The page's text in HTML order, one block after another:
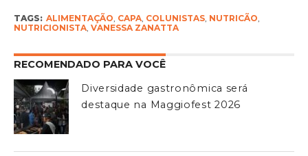
TAGS: ALIMENTAÇÃO CAPA, COLUNISTAS, NUTRICÃO
NUTRICIONISTA, VANESSA ZANATTA
RECOMENDADO PARA VOCÊ
Diversidade gastronômica será
destaque na Maggiofest 2026